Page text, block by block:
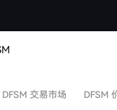
DFSM 交易市场 DFSM